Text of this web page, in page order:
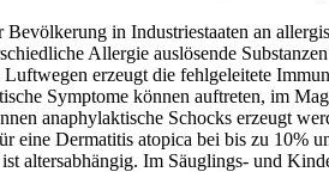
in Industriestaaten an
Allergie auslösende
erzeugt die fehlgeleitete
Symptome können auftreten, im
anaphylaktischeSchocks erzeugt
eine Dermatitis atopica bei bis zu 10%
altersabhängig. Im Säuglings- und